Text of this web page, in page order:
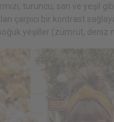
turuncu, sarı ve yeşil
çarpıcı bir kontrast
yeşiller (zümrüt, deniz